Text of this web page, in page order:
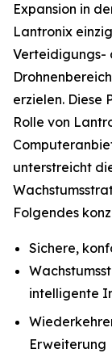
Expansion in
Lantronix
Verteidigungs-
erzielen. Diese
Rolle von
unterstreicht
Folgendes
Sichere,
intelligente
Erweiterung